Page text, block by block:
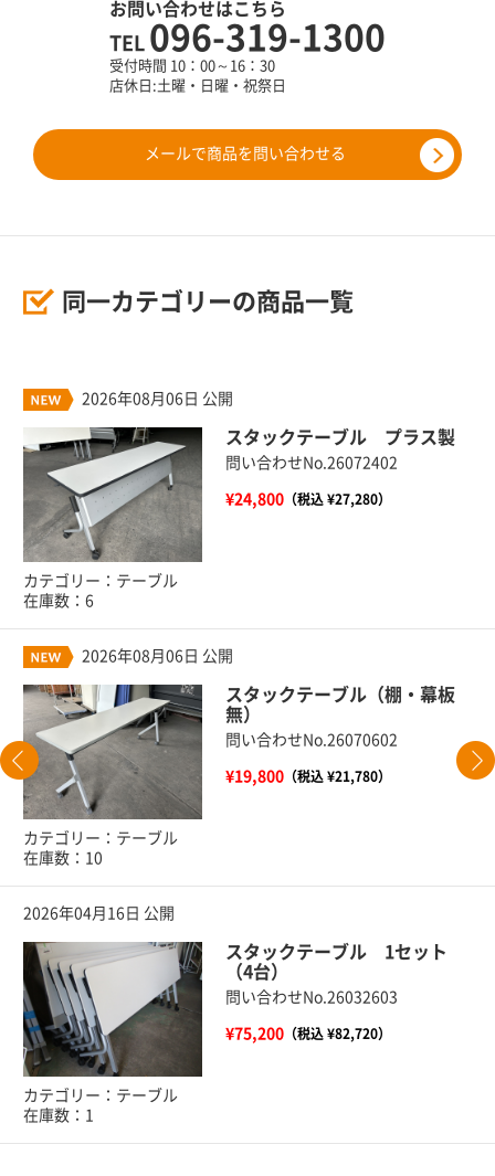
お問い合わせはこちら
TEL 096-319-1300
受付時間 10：00～16：30
店休日:土曜・日曜・祝祭日
メールで商品を問い合わせる
同一カテゴリーの商品一覧
2026年08月06日 公開
スタックテーブル プラス製
問い合わせNo.26072402
¥24,800（税込 ¥27,280）
カテゴリー：テーブル
在庫数：6
2026年08月06日 公開
スタックテーブル（棚・幕板
無）
問い合わせNo.26070602
¥19,800（税込 ¥21,780）
カテゴリー：テーブル
在庫数：10
2026年04月16日 公開
スタックテーブル 1セット
（4台）
問い合わせNo.26032603
¥75,200（税込 ¥82,720）
カテゴリー：テーブル
在庫数：1